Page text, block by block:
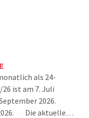
als 24-
ist am 7. Juli
2026.
2026. Die aktuelle…